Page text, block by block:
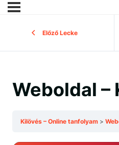
Előző Lecke
Weboldal –
Kilövés – Online tanfolyam